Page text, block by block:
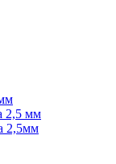
2,5 мм
2,5мм